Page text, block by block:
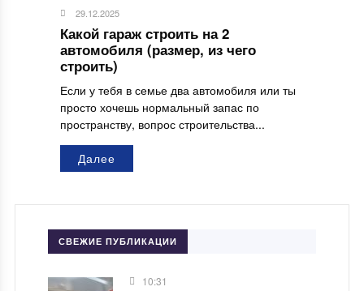
29.12.2025
Какой гараж строить на 2
автомобиля (размер, из чего
строить)
Если у тебя в семье два автомобиля или ты
просто хочешь нормальный запас по
пространству, вопрос строительства...
Далее
СВЕЖИЕ ПУБЛИКАЦИИ
10:31